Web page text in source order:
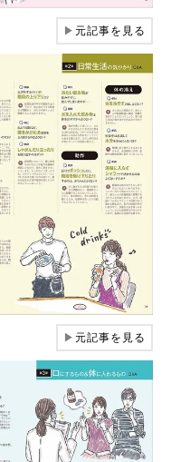
▶元記事を見る
▶元記事を見る